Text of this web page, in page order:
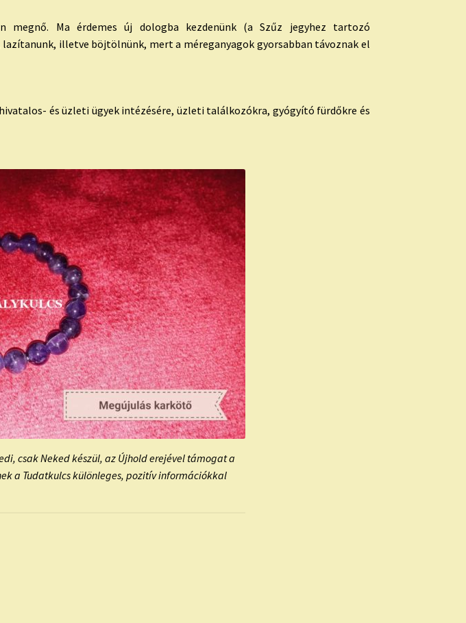
megnő. Ma érdemes új dologba kezdenünk (aSzűz jegyhez tartozó
illetve böjtölnünk, mert a méreganyagok gyorsabban távoznak el
és üzleti ügyek intézésére, üzleti találkozókra, gyógyító fürdőkre és
csak Neked készül, az Újhold erejével támogat a
a Tudatkulcs különleges, pozitív információkkal